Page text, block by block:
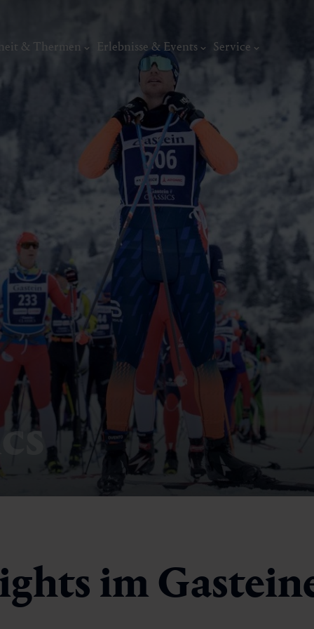
& Thermen Erlebnisse & Events Service
Wellness & Entspannung
Kunst,
im